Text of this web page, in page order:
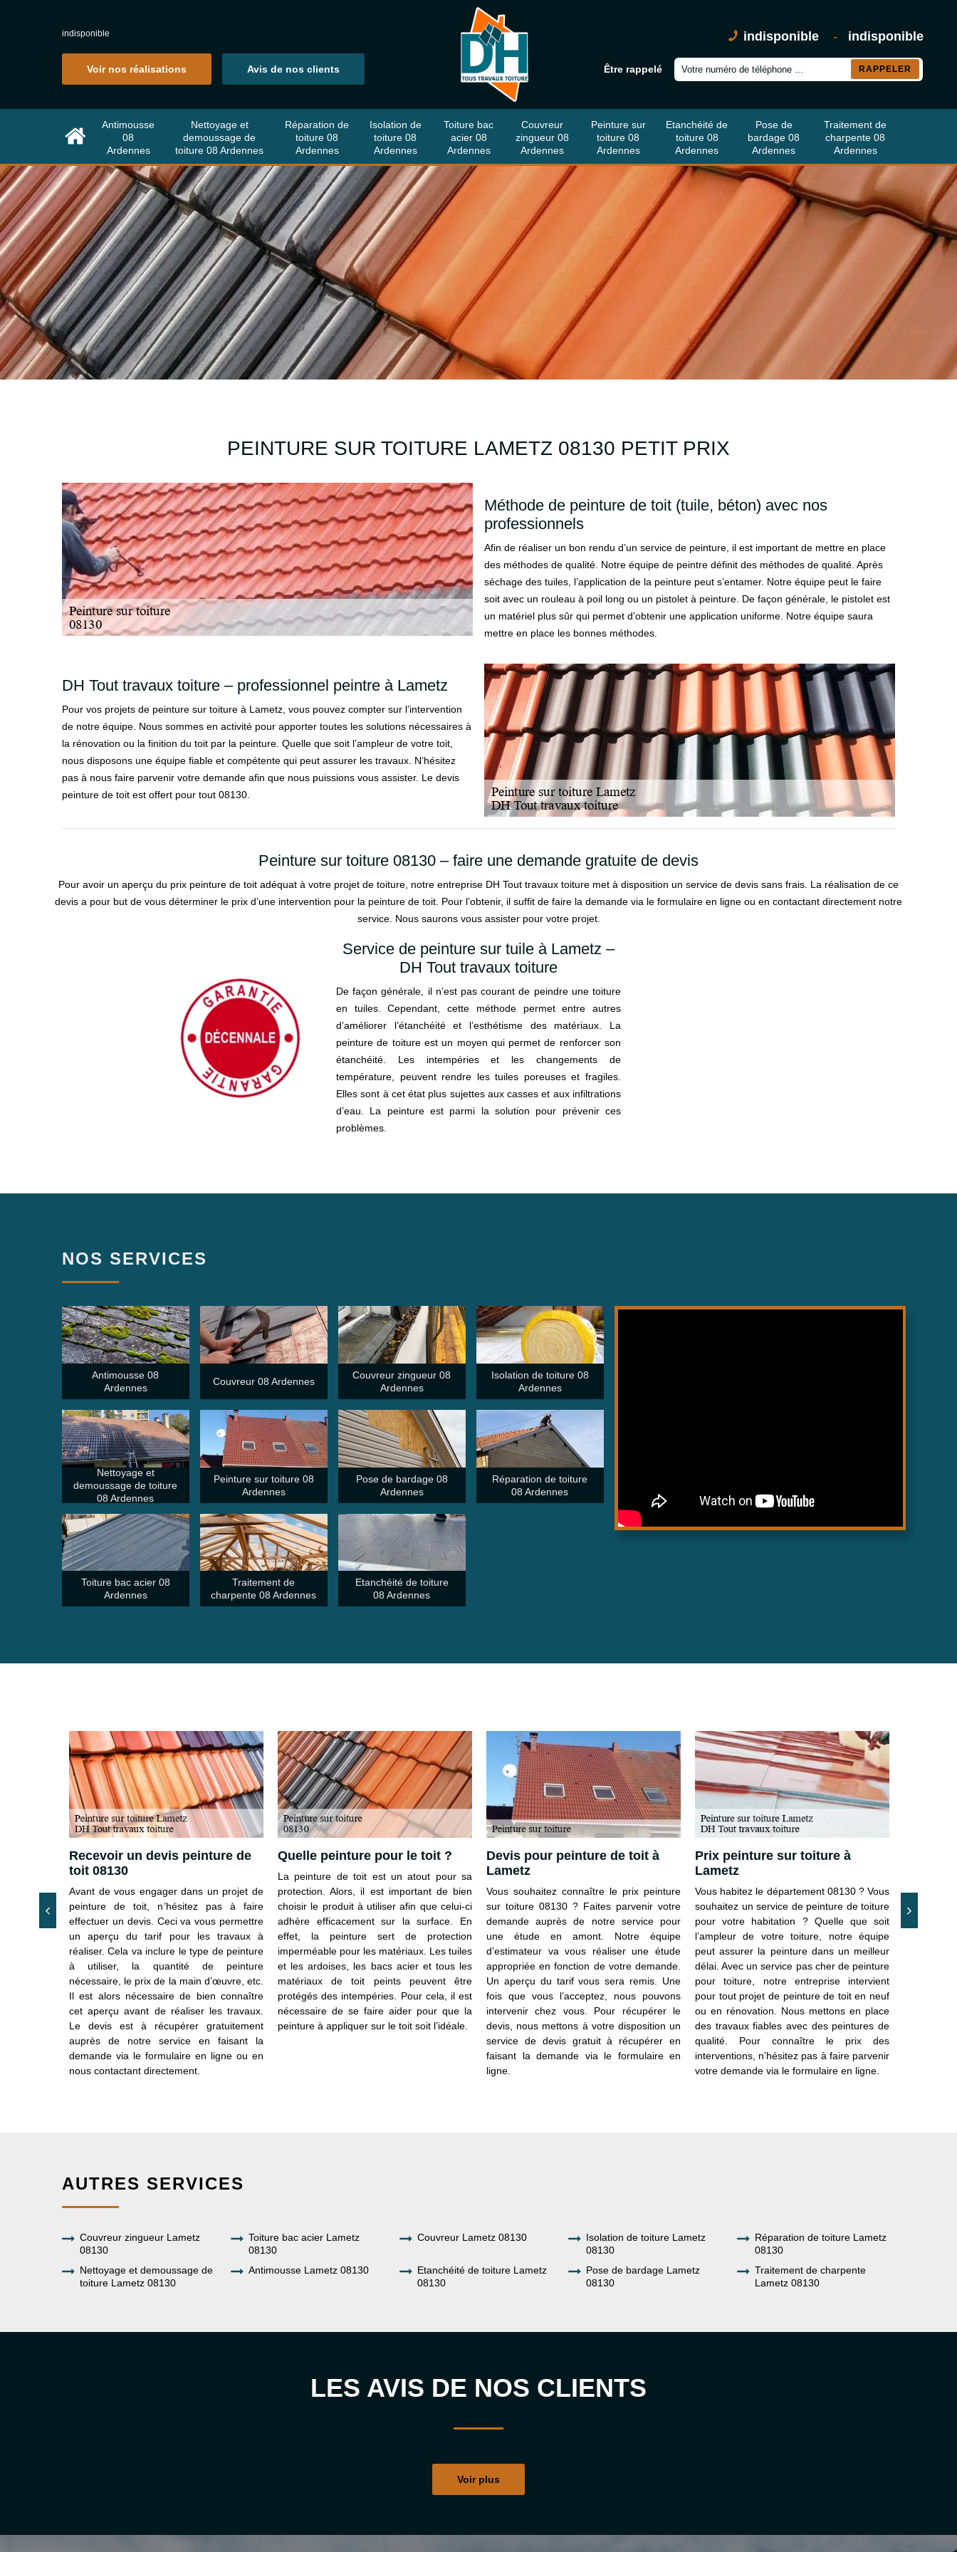
indisponible
Voir nos réalisations Avis de nos clients
indisponible - indisponible
Être rappelé
Antimousse
08
Ardennes
Nettoyage et
demoussage de
toiture 08 Ardennes
Réparation de
toiture 08
Ardennes
Isolation de
toiture 08
Ardennes
Toiture bac
acier 08
Ardennes
Couvreur
zingueur 08
Ardennes
Peinture sur
toiture 08
Ardennes
Etanchéité de
toiture 08
Ardennes
Pose de
bardage 08
Ardennes
Traitement de
charpente 08
Ardennes
PEINTURE SUR TOITURE LAMETZ 08130 PETIT PRIX
Méthode de peinture de toit (tuile, béton) avec nos
professionnels
Afin de réaliser un bon rendu d’un service de peinture, il est important de mettre en place
des méthodes de qualité. Notre équipe de peintre définit des méthodes de qualité. Après
séchage des tuiles, l’application de la peinture peut s’entamer. Notre équipe peut le faire
soit avec un rouleau à poil long ou un pistolet à peinture. De façon générale, le pistolet est
un matériel plus sûr qui permet d’obtenir une application uniforme. Notre équipe saura
mettre en place les bonnes méthodes.
DH Tout travaux toiture – professionnel peintre à Lametz
Pour vos projets de peinture sur toiture à Lametz, vous pouvez compter sur l’intervention
de notre équipe. Nous sommes en activité pour apporter toutes les solutions nécessaires à
la rénovation ou la finition du toit par la peinture. Quelle que soit l’ampleur de votre toit,
nous disposons une équipe fiable et compétente qui peut assurer les travaux. N’hésitez
pas à nous faire parvenir votre demande afin que nous puissions vous assister. Le devis
peinture de toit est offert pour tout 08130.
Peinture sur toiture 08130 – faire une demande gratuite de devis
Pour avoir un aperçu du prix peinture de toit adéquat à votre projet de toiture, notre entreprise DH Tout travaux toiture met à disposition un service de devis sans frais. La réalisation de ce
devis a pour but de vous déterminer le prix d’une intervention pour la peinture de toit. Pour l’obtenir, il suffit de faire la demande via le formulaire en ligne ou en contactant directement notre
service. Nous saurons vous assister pour votre projet.
Service de peinture sur tuile à Lametz –
DH Tout travaux toiture
De façon générale, il n’est pas courant de peindre une toiture
en tuiles. Cependant, cette méthode permet entre autres
d’améliorer l’étanchéité et l’esthétisme des matériaux. La
peinture de toiture est un moyen qui permet de renforcer son
étanchéité. Les intempéries et les changements de
température, peuvent rendre les tuiles poreuses et fragiles.
Elles sont à cet état plus sujettes aux casses et aux infiltrations
d’eau. La peinture est parmi la solution pour prévenir ces
problèmes.
NOS SERVICES
Antimousse 08
Ardennes
Couvreur 08 Ardennes
Couvreur zingueur 08
Ardennes
Isolation de toiture 08
Ardennes
Nettoyage et
demoussage de toiture
08 Ardennes
Peinture sur toiture 08
Ardennes
Pose de bardage 08
Ardennes
Réparation de toiture
08 Ardennes
Toiture bac acier 08
Ardennes
Traitement de
charpente 08 Ardennes
Etanchéité de toiture
08 Ardennes
quantité
du toit à
Recevoir un devis peinture de
toit 08130
Avant de vous engager dans un projet de
peinture de toit, n’hésitez pas à faire
effectuer un devis. Ceci va vous permettre
un aperçu du tarif pour les travaux à
réaliser. Cela va inclure le type de peinture
à utiliser, la quantité de peinture
nécessaire, le prix de la main d’œuvre, etc.
Il est alors nécessaire de bien connaître
cet aperçu avant de réaliser les travaux.
Le devis est à récupérer gratuitement
auprès de notre service en faisant la
demande via le formulaire en ligne ou en
nous contactant directement.
Quelle peinture pour le toit ?
La peinture de toit est un atout pour sa
protection. Alors, il est important de bien
choisir le produit à utiliser afin que celui-ci
adhère efficacement sur la surface. En
effet, la peinture sert de protection
imperméable pour les matériaux. Les tuiles
et les ardoises, les bacs acier et tous les
matériaux de toit peints peuvent être
protégés des intempéries. Pour cela, il est
nécessaire de se faire aider pour que la
peinture à appliquer sur le toit soit l’idéale.
Devis pour peinture de toit à
Lametz
Vous souhaitez connaître le prix peinture
sur toiture 08130 ? Faites parvenir votre
demande auprès de notre service pour
une étude en amont. Notre équipe
d’estimateur va vous réaliser une étude
appropriée en fonction de votre demande.
Un aperçu du tarif vous sera remis. Une
fois que vous l’acceptez, nous pouvons
intervenir chez vous. Pour récupérer le
devis, nous mettons à votre disposition un
service de devis gratuit à récupérer en
faisant la demande via le formulaire en
ligne.
Prix peinture sur toiture à
Lametz
Vous habitez le département 08130 ? Vous
souhaitez un service de peinture de toiture
pour votre habitation ? Quelle que soit
l’ampleur de votre toiture, notre équipe
peut assurer la peinture dans un meilleur
délai. Avec un service pas cher de peinture
pour toiture, notre entreprise intervient
pour tout projet de peinture de toit en neuf
ou en rénovation. Nous mettons en place
des travaux fiables avec des peintures de
qualité. Pour connaître le prix des
interventions, n’hésitez pas à faire parvenir
votre demande via le formulaire en ligne.
Pour faire
faut
AUTRES SERVICES
Couvreur zingueur Lametz
08130
Toiture bac acier Lametz
08130
Couvreur Lametz 08130
Isolation de toiture Lametz
08130
Réparation de toiture Lametz
08130
Nettoyage et demoussage de
toiture Lametz 08130
Antimousse Lametz 08130
Etanchéité de toiture Lametz
08130
Pose de bardage Lametz
08130
Traitement de charpente
Lametz 08130
LES AVIS DE NOS CLIENTS
Voir plus